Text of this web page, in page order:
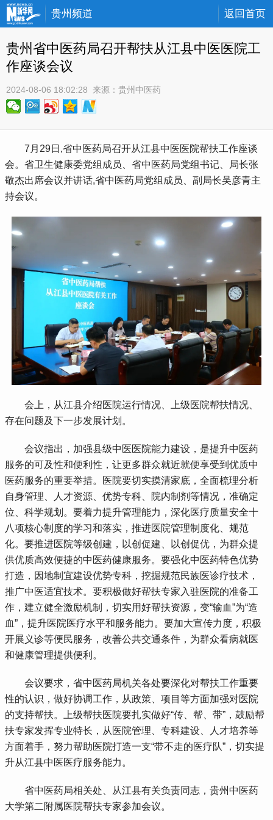
贵州频道 返回首页
贵州省中医药局召开帮扶从江县中医医院工
作座谈会议
2024-08-06 18:02:28 来源： 贵州中医药
7月29日,省中医药局召开从江县中医医院帮扶工作座谈
会。省卫生健康委党组成员、省中医药局党组书记、局长张
敬杰出席会议并讲话,省中医药局党组成员、副局长吴彦青主
持会议。
会上，从江县介绍医院运行情况、上级医院帮扶情况、
存在问题及下一步发展计划。
会议指出，加强县级中医医院能力建设，是提升中医药
服务的可及性和便利性，让更多群众就近就便享受到优质中
医药服务的重要举措。医院要切实摸清家底，全面梳理分析
自身管理、人才资源、优势专科、院内制剂等情况，准确定
位、科学规划。要着力提升管理能力，深化医疗质量安全十
八项核心制度的学习和落实，推进医院管理制度化、规范
化。要推进医院等级创建，以创促建、以创促优，为群众提
供优质高效便捷的中医药健康服务。要强化中医药特色优势
打造，因地制宜建设优势专科，挖掘规范民族医诊疗技术，
推广中医适宜技术。要积极做好帮扶专家入驻医院的准备工
作，建立健全激励机制，切实用好帮扶资源，变“输血”为“造
血”，提升医院医疗水平和服务能力。要加大宣传力度，积极
开展义诊等便民服务，改善公共交通条件，为群众看病就医
和健康管理提供便利。
会议要求，省中医药局机关各处要深化对帮扶工作重要
性的认识，做好协调工作，从政策、项目等方面加强对医院
的支持帮扶。上级帮扶医院要扎实做好“传、帮、带”，鼓励帮
扶专家发挥专业特长，从医院管理、专科建设、人才培养等
方面着手，努力帮助医院打造一支“带不走的医疗队”，切实提
升从江县中医医疗服务能力。
省中医药局相关处、从江县有关负责同志，贵州中医药
大学第二附属医院帮扶专家参加会议。